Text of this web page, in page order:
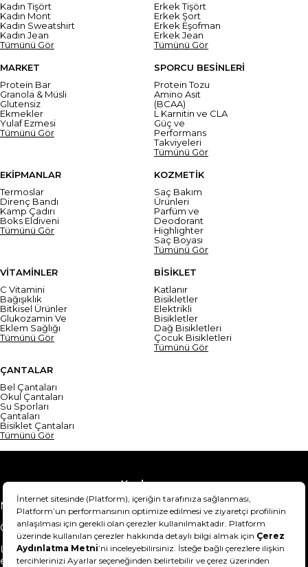
Kadın Tişört
Kadın Mont
Kadın Sweatshirt
Kadın Jean
Tümünü Gör
Erkek Tişört
Erkek Şort
Erkek Eşofman
Erkek Jean
Tümünü Gör
MARKET
Protein Bar
Granola & Müsli
Glutensiz
Ekmekler
Yulaf Ezmesi
Tümünü Gör
SPORCU BESİNLERİ
Protein Tozu
Amino Asit
(BCAA)
L Karnitin ve CLA
Güç ve
Performans
Takviyeleri
Tümünü Gör
EKİPMANLAR
Termoslar
Direnç Bandı
Kamp Çadırı
Boks Eldiveni
Tümünü Gör
KOZMETİK
Saç Bakım
Ürünleri
Parfüm ve
Deodorant
Highlighter
Saç Boyası
Tümünü Gör
VİTAMİNLER
C Vitamini
Bağışıklık
Bitkisel Ürünler
Glukozamin Ve
Eklem Sağlığı
Tümünü Gör
BİSİKLET
Katlanır
Bisikletler
Elektrikli
Bisikletler
Dağ Bisikletleri
Çocuk Bisikletleri
Tümünü Gör
ÇANTALAR
Bel Çantaları
Okul Çantaları
Su Sporları
Çantaları
Bisiklet Çantaları
Tümünü Gör
Yardım
Mesafeli Satış Sözleşmesi
Teslimat Bilgisi
Gizlilik Sözleşmesi
Şartlar & Koşullar
Ürünümü nasıl iade
edebilirim?
Hakkımızda